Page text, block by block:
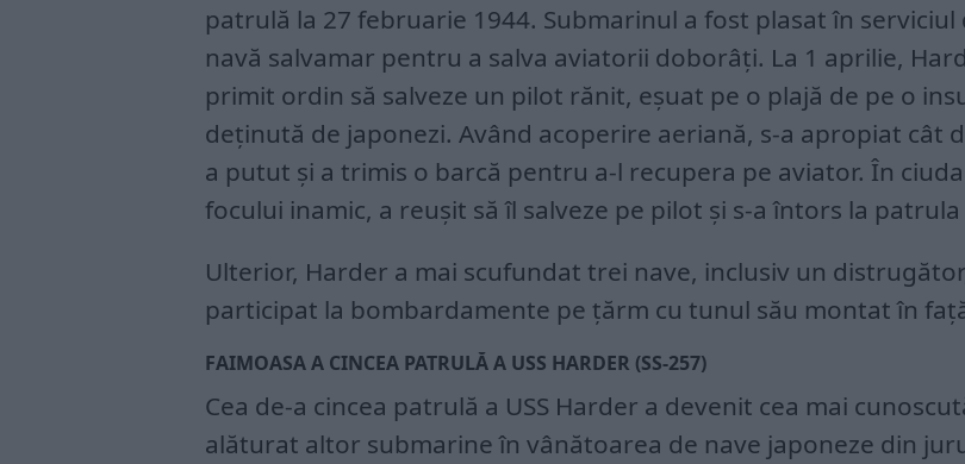
patrulă la 27 februarie 1944. Submarinul a fost plasat în serviciul
navă salvamar pentru a salva aviatorii doborâți. La 1 aprilie,
primit ordin să salveze un pilot rănit, eșuat pe o plajă de pe o
deținută de japonezi. Având acoperire aeriană, s-a apropiat cât
a putut și a trimis o barcă pentru a-l recupera pe aviator. În ciuda
focului inamic, a reușit să îl salveze pe pilot și s-a întors la patrula
Ulterior, Harder a mai scufundat trei nave, inclusiv un
participat la bombardamente pe țărm cu tunul său montat în
FAIMOASA A CINCEA PATRULĂ A USS HARDER (SS-257)
Cea de-a cincea patrulă a USS Harder a devenit cea mai
alăturat altor submarine în vânătoarea de nave japoneze din